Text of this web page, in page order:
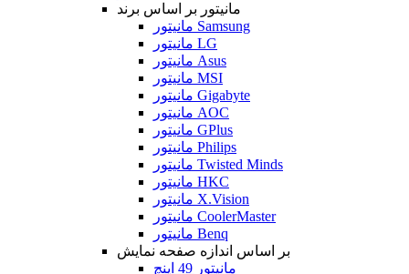
مانیتور بر اساس برند
مانیتور Samsung
مانیتور LG
مانیتور Asus
مانیتور MSI
مانیتور Gigabyte
مانیتور AOC
مانیتور GPlus
مانیتور Philips
مانیتور Twisted Minds
مانیتور HKC
مانیتور X.Vision
مانیتور CoolerMaster
مانیتور Benq
بر اساس اندازه صفحه نمایش
مانیتور 49 اینچ